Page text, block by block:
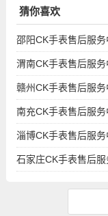
猜你喜欢
邵阳CK手表售后服
渭南CK手表售后服
赣州CK手表售后服
南充CK手表售后服
淄博CK手表售后服
石家庄CK手表售后